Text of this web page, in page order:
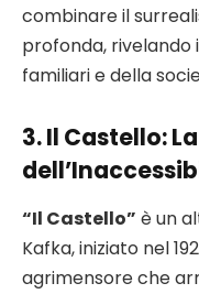
combinare il
profonda, rivelando
familiari e della
3.Il Castello:
“Il Castello” è un
Kafka, iniziato nel
agrimensore che